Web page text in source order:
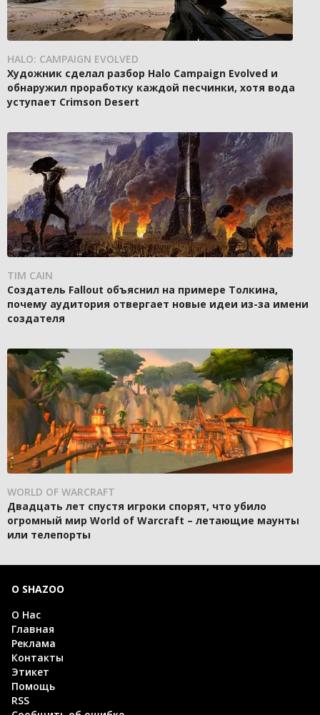
HALO: CAMPAIGN EVOLVED
Художник сделал разбор Halo Campaign Evolved и
обнаружил проработку каждой песчинки, хотя вода
уступает Crimson Desert
TIM CAIN
Создатель Fallout объяснил на примере Толкина,
почему аудитория отвергает новые идеи из-за имени
создателя
WORLD OF WARCRAFT
Двадцать лет спустя игроки спорят, что убило
огромный мир World of Warcraft – летающие маунты
или телепорты
О SHAZOO
О Нас
Главная
Реклама
Контакты
Этикет
Помощь
RSS